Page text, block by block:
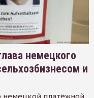
немецкого
и